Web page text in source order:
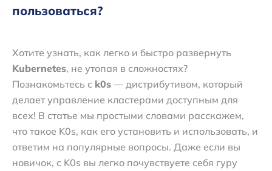
пользоваться?
Хотите узнать, как легко и быстро развернуть
Kubernetes, не утопая в сложностях?
Познакомьтесь с k0s — дистрибутивом, который
делает управление кластерами доступным для
всех! В статье мы простыми словами расскажем,
что такое K0s, как его установить и использовать, и
ответим на популярные вопросы. Даже если вы
новичок, с K0s вы легко почувствуете себя гуру